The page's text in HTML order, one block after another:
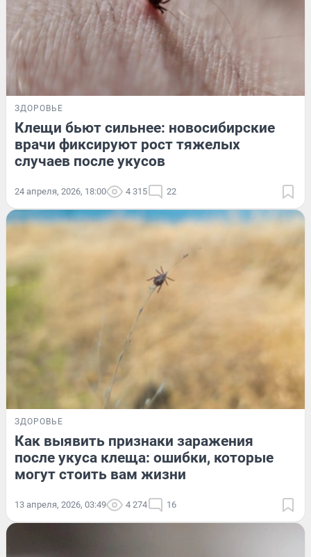
ЗДОРОВЬЕ
Клещи бьют сильнее: новосибирские
врачи фиксируют рост тяжелых
случаев после укусов
24 апреля, 2026, 18:00 4 315 22
ЗДОРОВЬЕ
Как выявить признаки заражения
после укуса клеща: ошибки, которые
могут стоить вам жизни
13 апреля, 2026, 03:49 4 274 16